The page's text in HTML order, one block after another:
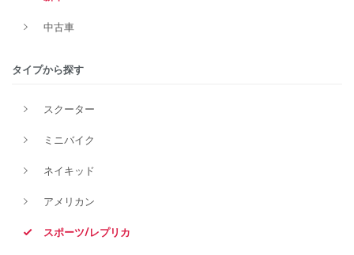
中古車
タイプから探す
スクーター
ミニバイク
ネイキッド
アメリカン
スポーツ/レプリカ
排気量